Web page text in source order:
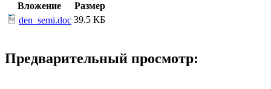
Вложение
Размер
den_semi.doc 39.5 КБ
Предварительный просмотр: